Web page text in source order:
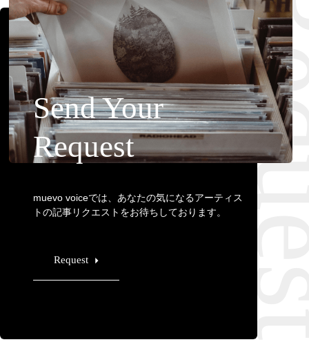
Send Your
Request
muevo voiceでは、あなたの気になるアーティス
トの記事リクエストをお待ちしております。
Request